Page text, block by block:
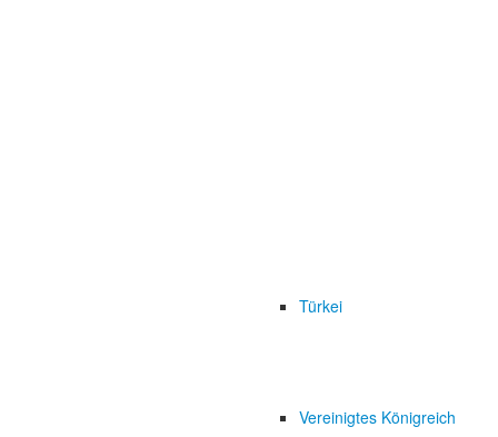
Türkei
Vereinigtes Königreich